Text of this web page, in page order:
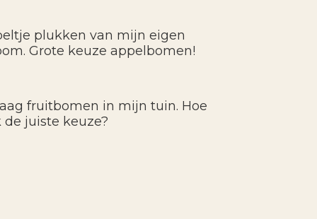
plukken van mijn eigen
Grote keuze appelbomen!
fruitbomen in mijn tuin. Hoe
juiste keuze?